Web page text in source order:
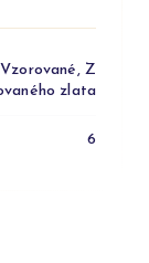
Z
zlata
6